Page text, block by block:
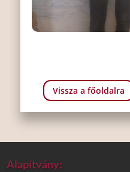
Vissza a főoldalra
Alapítvány: